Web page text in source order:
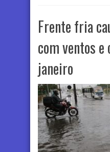
Frente fria
com ventos e
janeiro